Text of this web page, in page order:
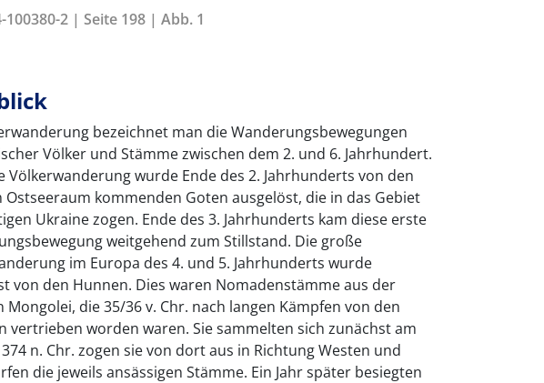
100380-2 | Seite 198 | Abb. 1
bezeichnet man die Wanderungsbewegungen
Völker und Stämme zwischen dem 2. und 6. Jahrhundert.
Völkerwanderung wurde Ende des 2. Jahrhunderts von den
Ostseeraum kommenden Goten ausgelöst, die in das Gebiet
Ukraine zogen. Ende des 3. Jahrhunderts kam diese erste
weitgehend zum Stillstand. Die große
im Europa des 4. und 5. Jahrhunderts wurde
von den Hunnen. Dies waren Nomadenstämme aus der
Mongolei, die 35/36 v. Chr. nach langen Kämpfen von den
vertrieben worden waren. Sie sammelten sich zunächst am
n. Chr. zogen sie von dort aus in Richtung Westen und
die jeweils ansässigen Stämme. Ein Jahr später besiegten